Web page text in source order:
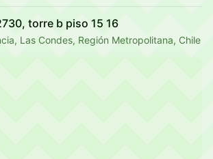
torre b piso 15 16
Las Condes, Región Metropolitana, Chile